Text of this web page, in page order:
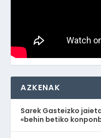
AZKENAK
Sarek Gasteizko
«behin betiko